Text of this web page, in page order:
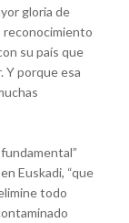
gloria de
reconocimiento
su país que
Y porque esa
Euskadi, “que
todo